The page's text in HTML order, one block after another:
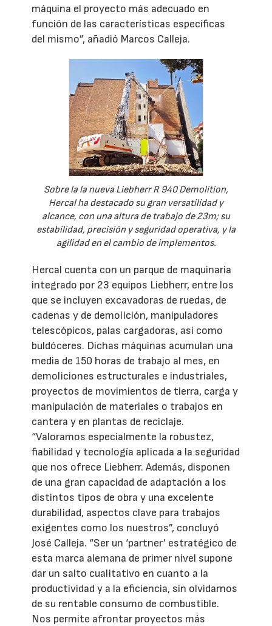
máquina el proyecto más adecuado en
función de las características específicas
del mismo”, añadió Marcos Calleja.
Sobre la la nueva Liebherr R 940 Demolition,
Hercal ha destacado su gran versatilidad y
alcance, con una altura de trabajo de 23m; su
estabilidad, precisión y seguridad operativa, y la
agilidad en el cambio de implementos.
Hercal cuenta con un parque de maquinaria
integrado por 23 equipos Liebherr, entre los
que se incluyen excavadoras de ruedas, de
cadenas y de demolición, manipuladores
telescópicos, palas cargadoras, así como
buldóceres. Dichas máquinas acumulan una
media de 150 horas de trabajo al mes, en
demoliciones estructurales e industriales,
proyectos de movimientos de tierra, carga y
manipulación de materiales o trabajos en
cantera y en plantas de reciclaje.
“Valoramos especialmente la robustez,
fiabilidad y tecnología aplicada a la seguridad
que nos ofrece Liebherr. Además, disponen
de una gran capacidad de adaptación a los
distintos tipos de obra y una excelente
durabilidad, aspectos clave para trabajos
exigentes como los nuestros”, concluyó
José Calleja. “Ser un ‘partner’ estratégico de
esta marca alemana de primer nivel supone
dar un salto cualitativo en cuanto a la
productividad y a la eficiencia, sin olvidarnos
de su rentable consumo de combustible.
Nos permite afrontar proyectos más